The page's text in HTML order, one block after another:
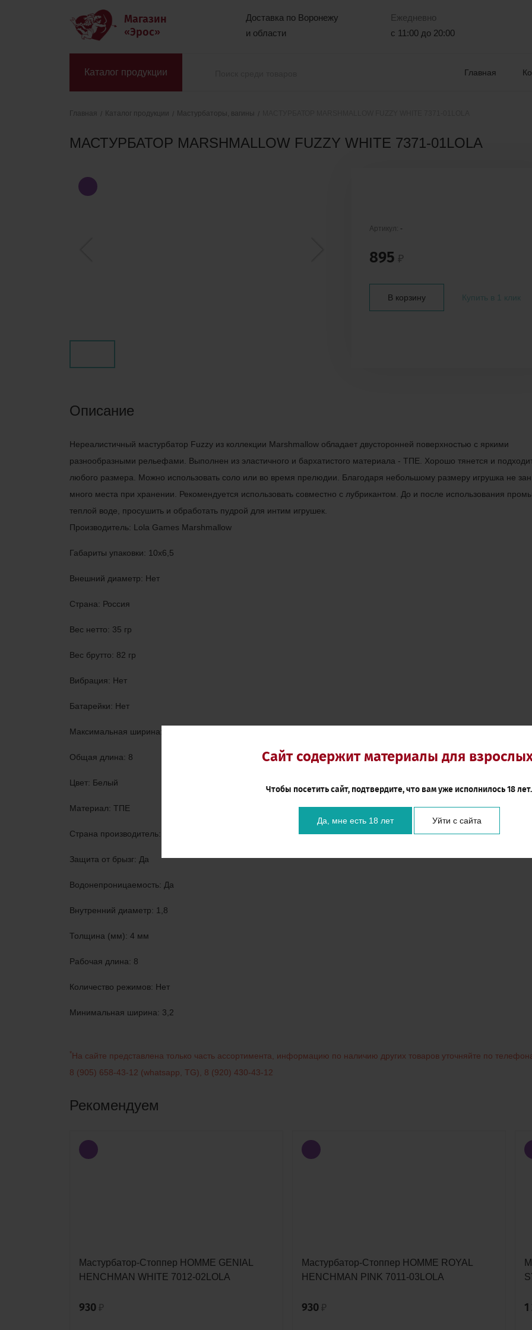
Сайт содержит материалы для
Чтобы посетить сайт, подтвердите, что вам уже исполнилось 18 лет.
Да, мне есть 18 лет Уйти с сайта
Магазин
«Эрос»
Доставка по Воронежу
и области
Ежедневно
с 11:00 до 20:00
Каталог продукции Главная
Главная Каталог продукции Мастурбаторы, вагины
МАСТУРБАТОР MARSHMALLOW FUZZY WHITE 7371-01LOLA
Артикул: -
895 ₽
В корзину Купить в 1 клик
Описание
Нереалистичный мастурбатор Fuzzy из коллекции Marshmallow обладает двусторонней поверхностью с яркими
разнообразными рельефами. Выполнен из эластичного и бархатистого материала - ТПЕ. Хорошо тянется и
любого размера. Можно использовать соло или во время прелюдии. Благодаря небольшому размеру игрушка не
много места при хранении. Рекомендуется использовать совместно с лубрикантом. До и после использования
теплой воде, просушить и обработать пудрой для интим игрушек.
Производитель: Lola Games Marshmallow
Габариты упаковки: 10х6,5
Внешний диаметр: Нет
Страна: Россия
Веc нетто: 35 гр
Веc брутто: 82 гр
Вибрация: Нет
Батарейки: Нет
Максимальная ширина: 4,1
Общая длина: 8
Цвет: Белый
Материал: ТПЕ
Страна производитель: Китай
Защита от брызг: Да
Водонепроницаемость: Да
Внутренний диаметр: 1,8
Толщина (мм): 4 мм
Рабочая длина: 8
Количество режимов: Нет
Минимальная ширина: 3,2
*На сайте представлена только часть ассортимента, информацию по наличию других товаров уточняйте по
8 (905) 658-43-12 (whatsapp TG) 8 (920) 430-43-12
Рекомендуем
Мастурбатор-Стоппер HOMME GENIAL
HENCHMAN WHITE 7012-02LOLA
930 ₽
Мастурбатор-Стоппер HOMME ROYAL
HENCHMAN PINK 7011-03LOLA
930 ₽